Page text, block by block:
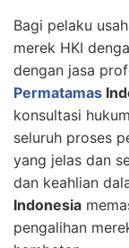
Bagi pelaku
merek HKI
dengan jasa
Permatamas
konsultasi
seluruh proses
yang jelas dan
dan keahlian
Indonesia
pengalihan